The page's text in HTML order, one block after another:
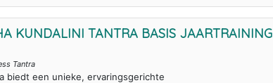
KUNDALINI TANTRA BASIS JAARTRAINING
Tantra
biedt een unieke, ervaringsgerichte